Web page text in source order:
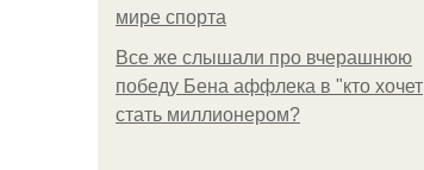
мире спорта
Все же слышали про вчерашнюю
победу Бена аффлека в "кто хочет
стать миллионером?